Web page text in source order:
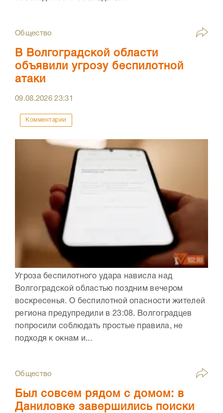
Общество
В Волгоградской области
объявили угрозу беспилотной
атаки
09.08.202623:31
Комментарии
Угроза беспилотного удара нависла над
Волгоградской областью поздним вечером
воскресенья. О беспилотной опасности жителей
региона предупредили в 23:08. Волгоградцев
попросили соблюдать простые правила, не
подходя к окнам и...
Общество
Был совсем рядом с домом: в
Даниловке завершились поиски